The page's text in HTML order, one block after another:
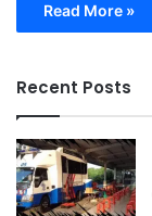
Read More »
Recent Posts